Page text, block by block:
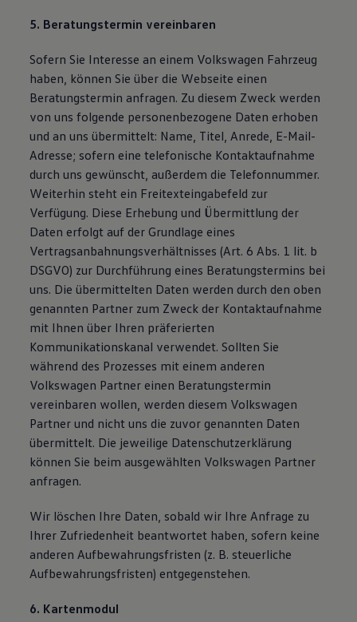
5. Beratungstermin vereinbaren
Sofern Sie Interesse an einem Volkswagen Fahrzeug
haben, können Sie über die Webseite einen
Beratungstermin anfragen. Zu diesem Zweck werden
von uns folgende personenbezogene Daten erhoben
und an uns übermittelt: Name, Titel, Anrede, E-Mail-
Adresse; sofern eine telefonische Kontaktaufnahme
durch uns gewünscht, außerdem die Telefonnummer.
Weiterhin steht ein Freitexteingabefeld zur
Verfügung. Diese Erhebung und Übermittlung der
Daten erfolgt auf der Grundlage eines
Vertragsanbahnungsverhältnisses (Art. 6 Abs. 1 lit. b
DSGVO) zur Durchführung eines Beratungstermins bei
uns. Die übermittelten Daten werden durch den oben
genannten Partner zum Zweck der Kontaktaufnahme
mit Ihnen über Ihren präferierten
Kommunikationskanal verwendet. Sollten Sie
während des Prozesses mit einem anderen
Volkswagen Partner einen Beratungstermin
vereinbaren wollen, werden diesem Volkswagen
Partner und nicht uns die zuvor genannten Daten
übermittelt. Die jeweilige Datenschutzerklärung
können Sie beim ausgewählten Volkswagen Partner
anfragen.
Wir löschen Ihre Daten, sobald wir Ihre Anfrage zu
Ihrer Zufriedenheit beantwortet haben, sofern keine
anderen Aufbewahrungsfristen (z. B. steuerliche
Aufbewahrungsfristen) entgegenstehen.
6. Kartenmodul